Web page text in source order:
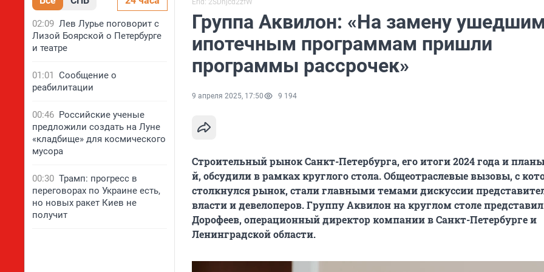
02:09 Лев Лурье поговорит с
Лизой Боярской о Петербурге
и театре
01:01 Сообщение о
реабилитации
00:46 Российские ученые
предложили создать на Луне
«кладбище» для космического
мусора
00:30 Трамп: прогресс в
переговорах по Украине есть,
но новых ракет Киев не
получит
Erid: 2SDnjcd2zfW
Группа Аквилон: «На замену
ипотечным программам пришли
программы рассрочек»
9 апреля 2025, 17:50 9 194
Строительный рынок Санкт-Петербурга, его итоги 2024 года и
й, обсудили в рамках круглого стола. Общеотраслевые вызовы, с
столкнулся рынок, стали главными темами дискуссии
власти и девелоперов. Группу Аквилон на круглом столе
Дорофеев, операционный директор компании в Санкт-Петербурге и
Ленинградской области.